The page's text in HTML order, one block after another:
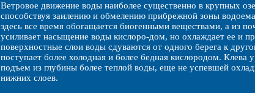
Ветровое движение воды наиболее существенно в крупных
способствуя заилению и обмелению прибрежной зоны
здесь все время обогащается биогенными веществами, а из
усиливает насыщение воды кислоро-дом, но охлаждает ее и
поверхностные слои воды сдуваются от одного берега к
поступает более холодная и более бедная кислородом. Клева
подъем из глубины более теплой воды, еще не успевшей
нижних слоев.